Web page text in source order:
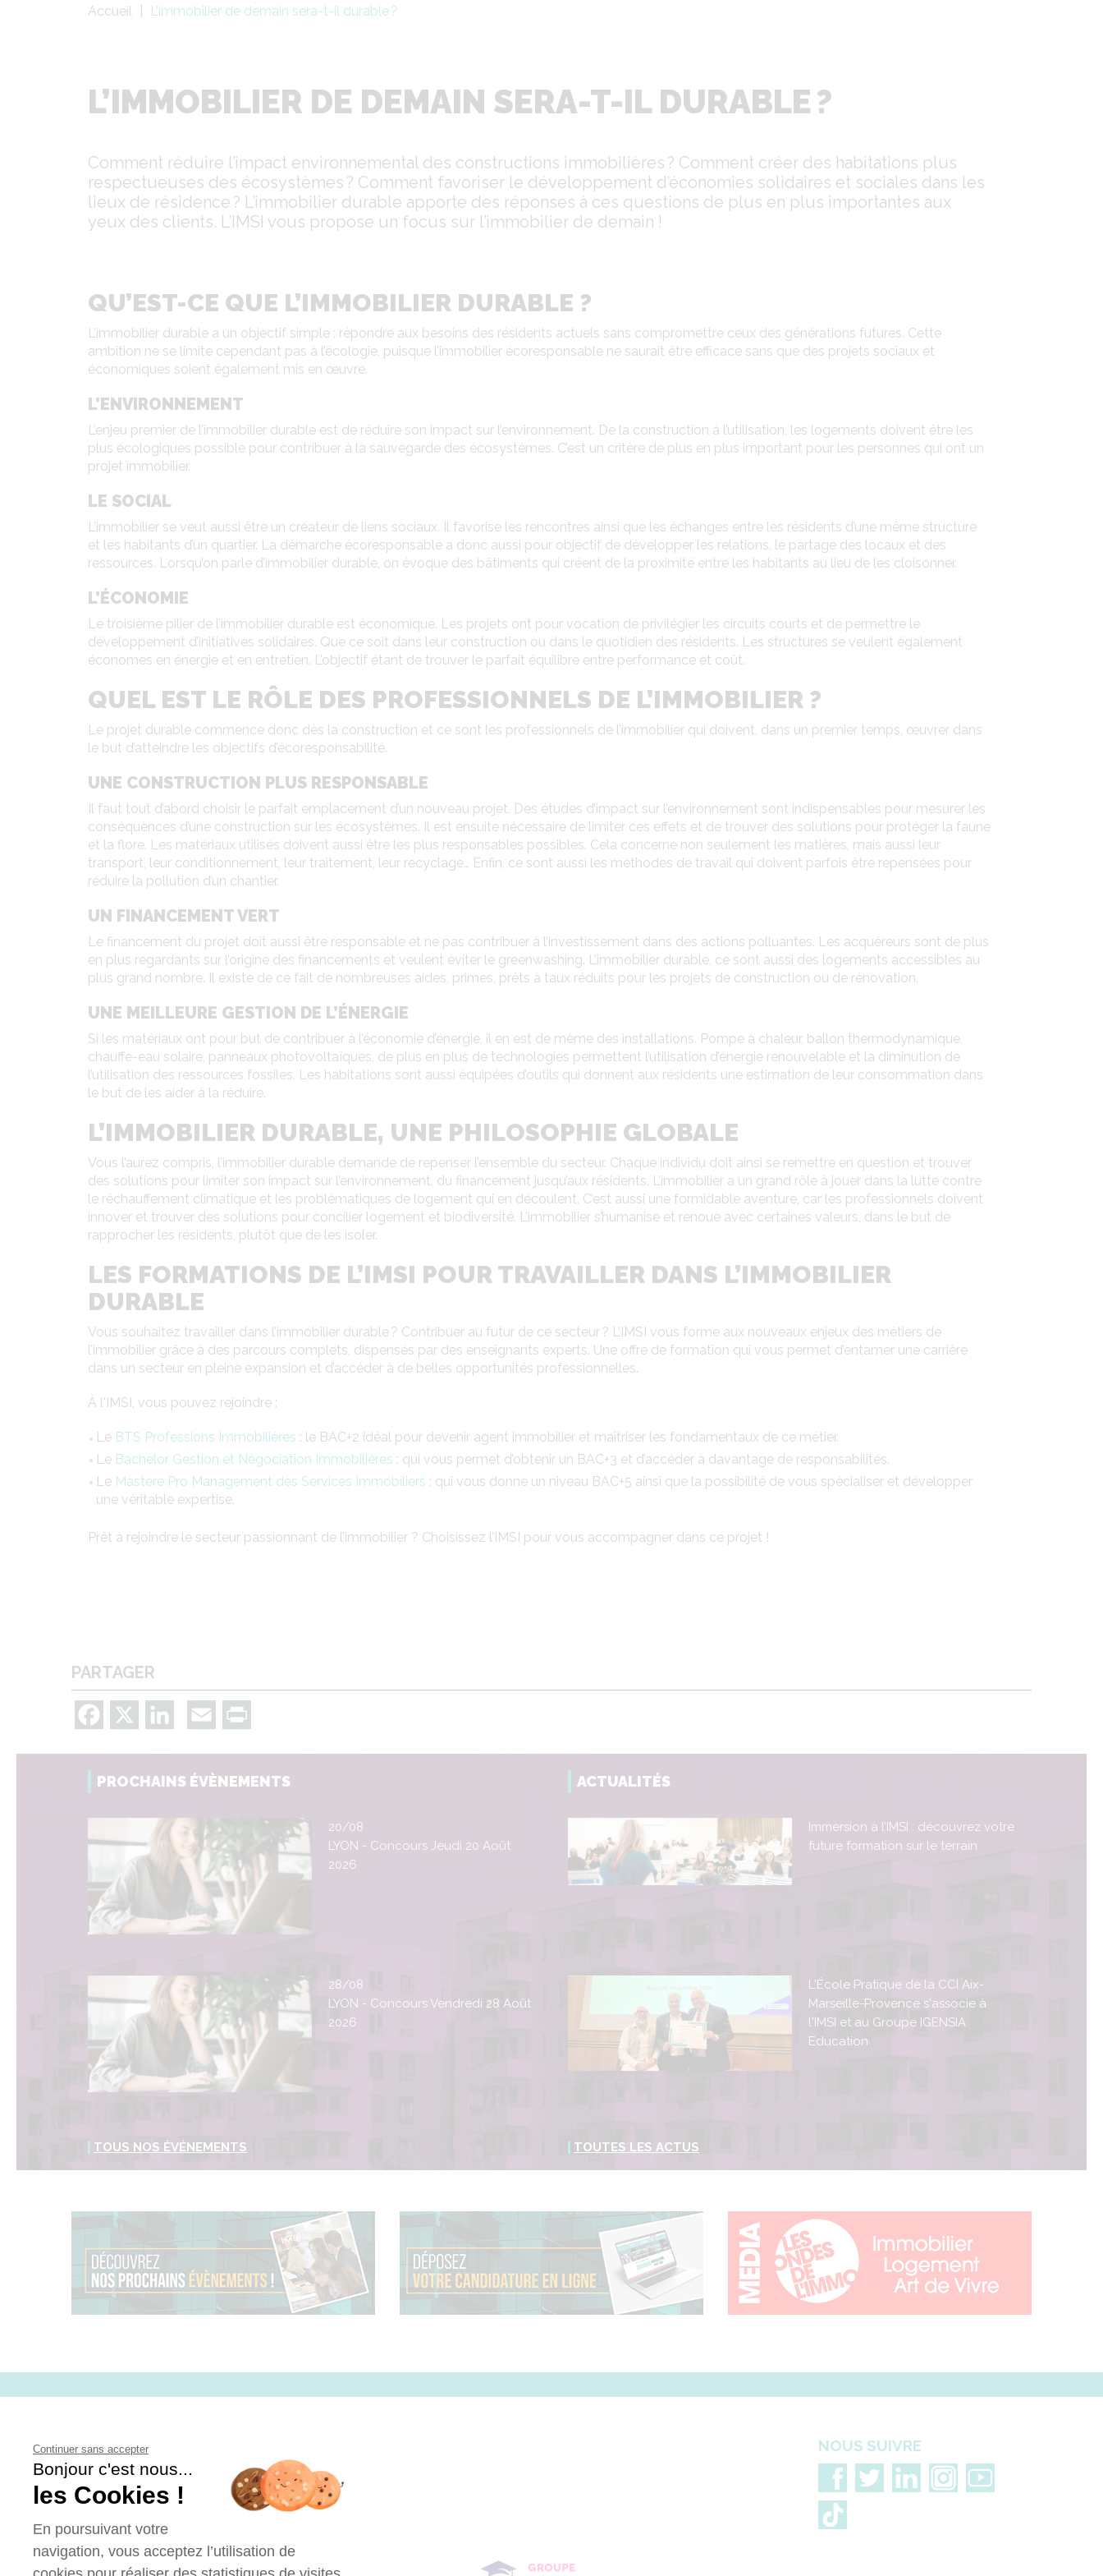
Fil
Accueil L’immobilier de demain sera-t-il durable ?
L’IMMOBILIER DE DEMAIN SERA-T-IL DURABLE ?
Comment réduire l’impact environnemental des constructions immobilières ? Comment créer des habitations plus
respectueuses des écosystèmes ? Comment favoriser le développement d’économies solidaires et sociales dans les
lieux de résidence ? L’immobilier durable apporte des réponses à ces questions de plus en plus importantes aux
yeux des clients. L’IMSI vous propose un focus sur l’immobilier de demain !
QU’EST-CE QUE L’IMMOBILIER DURABLE ?
L’immobilier durable a un objectif simple : répondre aux besoins des résidents actuels sans compromettre ceux des générations futures. Cette
ambition ne se limite cependant pas à l’écologie, puisque l’immobilier écoresponsable ne saurait être efficace sans que des projets sociaux et
économiques soient également mis en œuvre.
L’ENVIRONNEMENT
L’enjeu premier de l’immobilier durable est de réduire son impact sur l’environnement. De la construction à l’utilisation, les logements doivent être les
plus écologiques possible pour contribuer à la sauvegarde des écosystèmes. C’est un critère de plus en plus important pour les personnes qui ont un
projet immobilier.
LE SOCIAL
L’immobilier se veut aussi être un créateur de liens sociaux. Il favorise les rencontres ainsi que les échanges entre les résidents d’une même structure
et les habitants d’un quartier. La démarche écoresponsable a donc aussi pour objectif de développer les relations, le partage des locaux et des
ressources. Lorsqu’on parle d’immobilier durable, on évoque des bâtiments qui créent de la proximité entre les habitants au lieu de les cloisonner.
L’ÉCONOMIE
Le troisième pilier de l’immobilier durable est économique. Les projets ont pour vocation de privilégier les circuits courts et de permettre le
développement d’initiatives solidaires. Que ce soit dans leur construction ou dans le quotidien des résidents. Les structures se veulent également
économes en énergie et en entretien. L’objectif étant de trouver le parfait équilibre entre performance et coût.
QUEL EST LE RÔLE DES PROFESSIONNELS DE L’IMMOBILIER ?
Le projet durable commence donc dès la construction et ce sont les professionnels de l’immobilier qui doivent, dans un premier temps, œuvrer dans
le but d’atteindre les objectifs d’écoresponsabilité.
UNE CONSTRUCTION PLUS RESPONSABLE
Il faut tout d’abord choisir le parfait emplacement d’un nouveau projet. Des études d’impact sur l’environnement sont indispensables pour mesurer les
conséquences d’une construction sur les écosystèmes. Il est ensuite nécessaire de limiter ces effets et de trouver des solutions pour protéger la faune
et la flore. Les matériaux utilisés doivent aussi être les plus responsables possibles. Cela concerne non seulement les matières, mais aussi leur
transport, leur conditionnement, leur traitement, leur recyclage… Enfin, ce sont aussi les méthodes de travail qui doivent parfois être repensées pour
réduire la pollution d’un chantier.
UN FINANCEMENT VERT
Le financement du projet doit aussi être responsable et ne pas contribuer à l’investissement dans des actions polluantes. Les acquéreurs sont de plus
en plus regardants sur l’origine des financements et veulent éviter le greenwashing. L’immobilier durable, ce sont aussi des logements accessibles au
plus grand nombre. Il existe de ce fait de nombreuses aides, primes, prêts à taux réduits pour les projets de construction ou de rénovation.
UNE MEILLEURE GESTION DE L’ÉNERGIE
Si les matériaux ont pour but de contribuer à l’économie d’énergie, il en est de même des installations. Pompe à chaleur, ballon thermodynamique,
chauffe-eau solaire, panneaux photovoltaïques, de plus en plus de technologies permettent l’utilisation d’énergie renouvelable et la diminution de
l’utilisation des ressources fossiles. Les habitations sont aussi équipées d’outils qui donnent aux résidents une estimation de leur consommation dans
le but de les aider à la réduire.
L’IMMOBILIER DURABLE, UNE PHILOSOPHIE GLOBALE
Vous l’aurez compris, l’immobilier durable demande de repenser l’ensemble du secteur. Chaque individu doit ainsi se remettre en question et trouver
des solutions pour limiter son impact sur l’environnement, du financement jusqu’aux résidents. L’immobilier a un grand rôle à jouer dans la lutte contre
le réchauffement climatique et les problématiques de logement qui en découlent. C’est aussi une formidable aventure, car les professionnels doivent
innover et trouver des solutions pour concilier logement et biodiversité. L’immobilier s’humanise et renoue avec certaines valeurs, dans le but de
rapprocher les résidents, plutôt que de les isoler.
LES FORMATIONS DE L’IMSI POUR TRAVAILLER DANS L’IMMOBILIER
DURABLE
Vous souhaitez travailler dans l’immobilier durable ? Contribuer au futur de ce secteur ? L’IMSI vous forme aux nouveaux enjeux des métiers de
l’immobilier grâce à des parcours complets, dispensés par des enseignants experts. Une offre de formation qui vous permet d’entamer une carrière
dans un secteur en pleine expansion et d’accéder à de belles opportunités professionnelles.
À l'IMSI, vous pouvez rejoindre :
Le BTS Professions Immobilières : le BAC+2 idéal pour devenir agent immobilier et maîtriser les fondamentaux de ce métier.
Le Bachelor Gestion et Négociation Immobilières : qui vous permet d’obtenir un BAC+3 et d’accéder à davantage de responsabilités.
Le Mastère Pro Management des Services Immobiliers : qui vous donne un niveau BAC+5 ainsi que la possibilité de vous spécialiser et développer
une véritable expertise.
Prêt à rejoindre le secteur passionnant de l’immobilier ? Choisissez l’IMSI pour vous accompagner dans ce projet !
PARTAGER
Facebook LinkedIn Email
PROCHAINS ÉVÈNEMENTS
20/08
LYON - Concours Jeudi 20 Août
2026
28/08
LYON - Concours Vendredi 28 Août
2026
TOUS NOS ÉVÉNEMENTS
ACTUALITÉS
Immersion à l’IMSI : découvrez votre
future formation sur le terrain
L'École Pratique de la CCI Aix-
Marseille-Provence s'associe à
l'IMSI et au Groupe IGENSIA
Education
TOUTES LES ACTUS
CONTACT NOUS SUIVRE
Continuer sans accepter
Bonjour c'est nous...
les Cookies !
En poursuivant votre
navigation, vous acceptez l’utilisation de